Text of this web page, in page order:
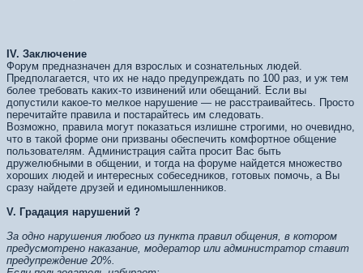
IV. Заключение
Форум предназначен для взрослых и сознательных людей.
Предполагается, что их не надо предупреждать по 100 раз, и уж тем
более требовать каких-то извинений или обещаний. Если вы
допустили какое-то мелкое нарушение — не расстраивайтесь. Просто
перечитайте правила и постарайтесь им следовать.
Возможно, правила могут показаться излишне строгими, но очевидно,
что в такой форме они призваны обеспечить комфортное общение
пользователям. Администрация сайта просит Вас быть
дружелюбными в общении, и тогда на форуме найдется множество
хороших людей и интересных собеседников, готовых помочь, а Вы
сразу найдете друзей и единомышленников.
V. Градация нарушений ?
За одно нарушения любого из пункта правил общения, в котором
предусмотрено наказание, модератор или администратор ставит
предупреждение 20%.